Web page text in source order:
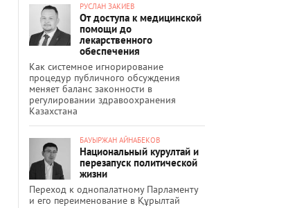
РУСЛАН ЗАКИЕВ
От доступа к медицинской
помощи до
лекарственного
обеспечения
Как системное игнорирование
процедур публичного обсуждения
меняет баланс законности в
регулировании здравоохранения
Казахстана
БАУЫРЖАН АЙНАБЕКОВ
Национальный курултай и
перезапуск политической
жизни
Переход к однопалатному Парламенту
и его переименование в Құрылтай